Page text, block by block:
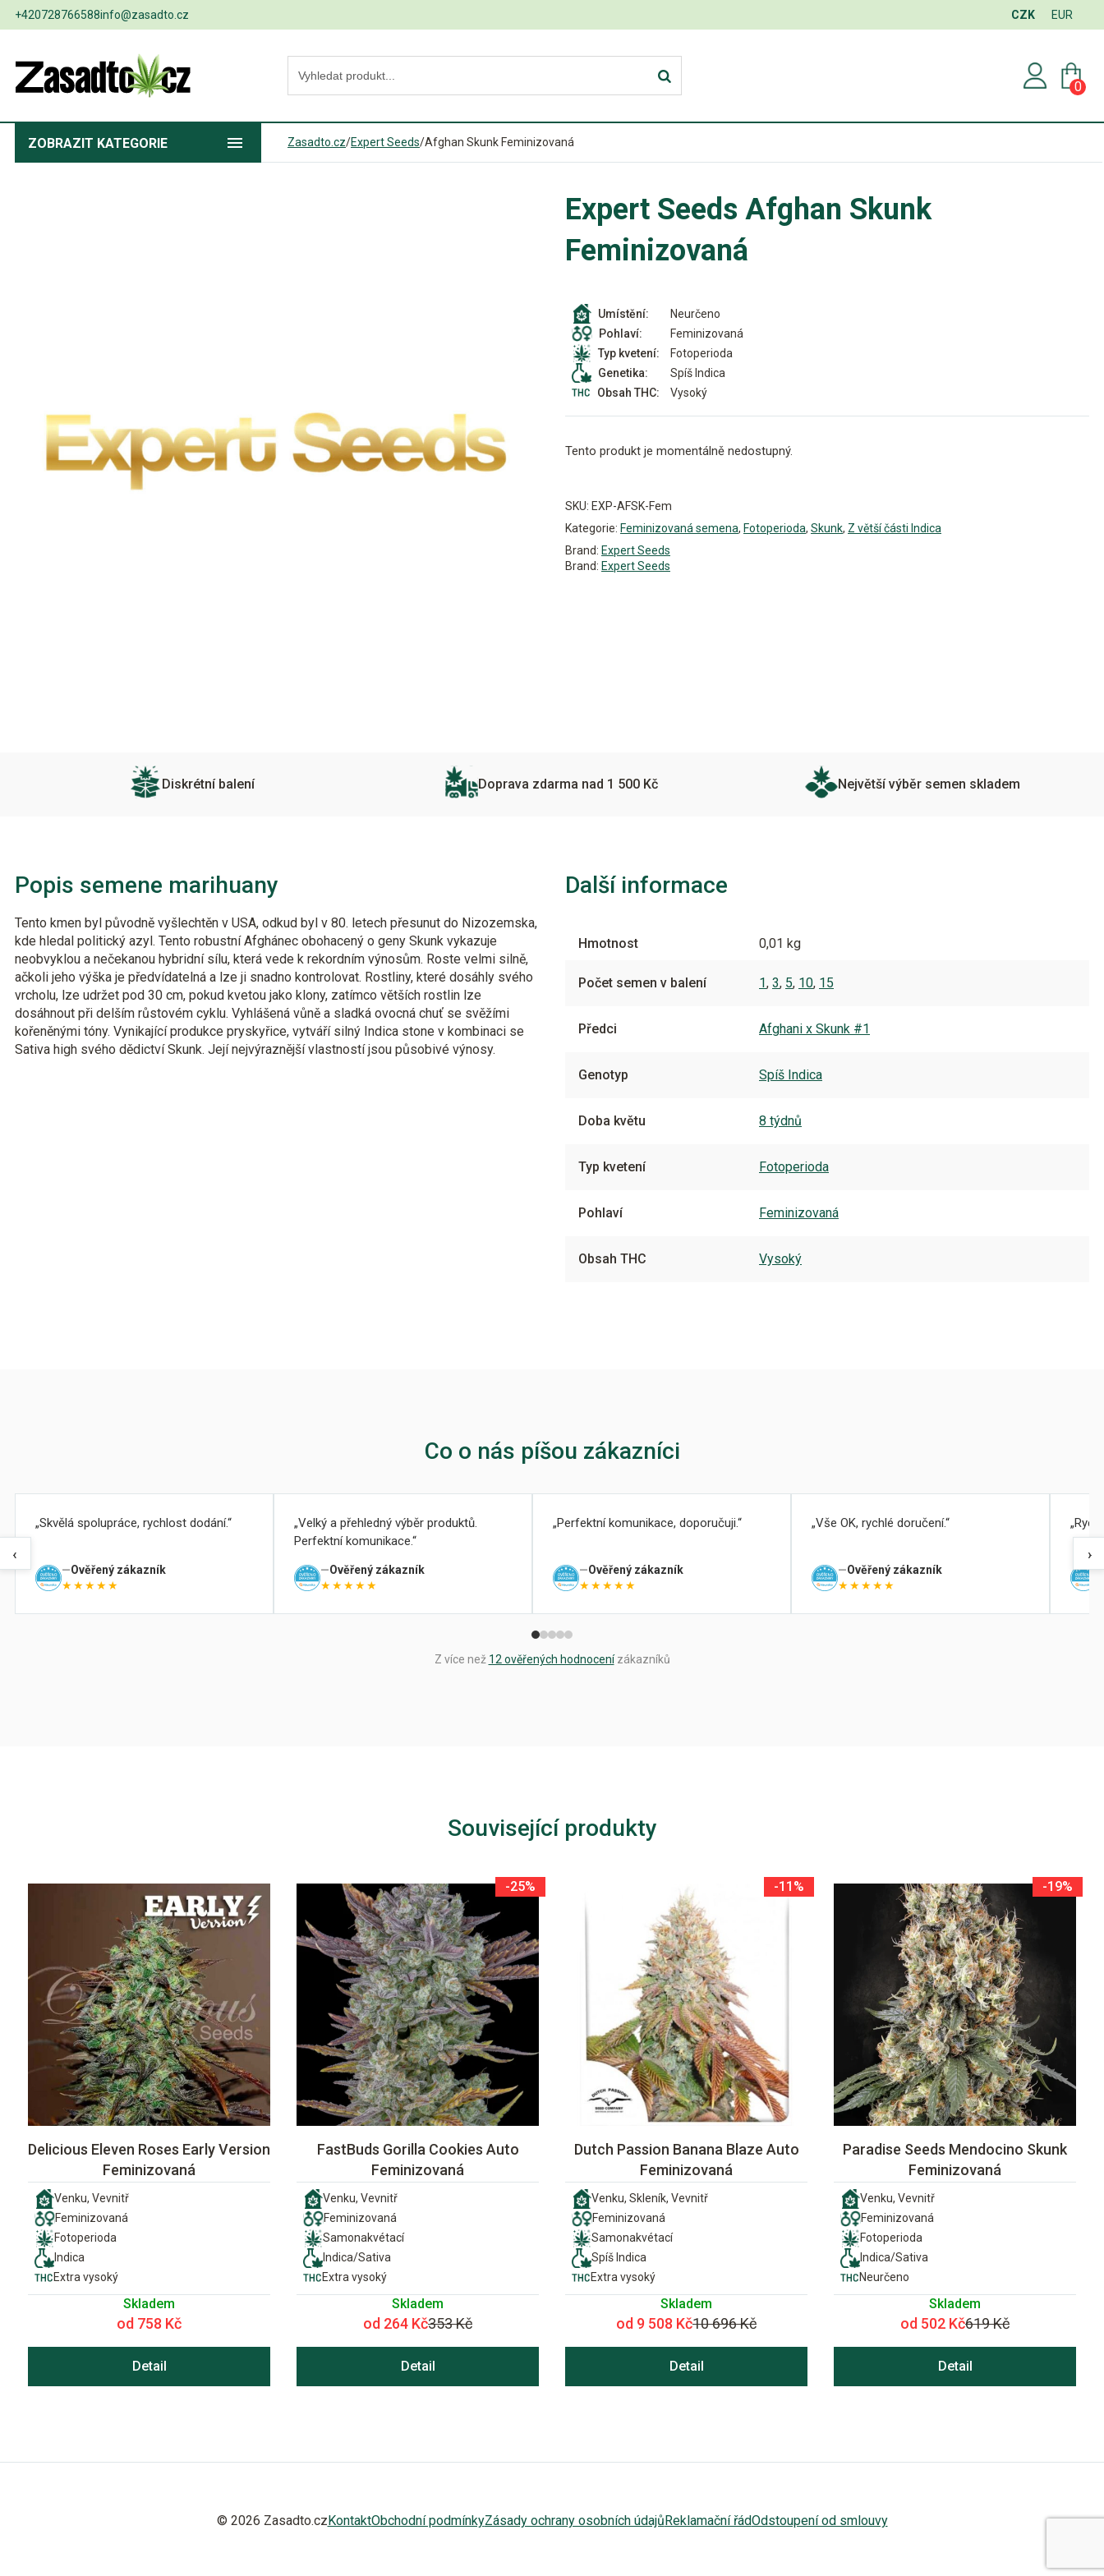
+420728766588info@zasadto.cz CZK EUR
0
ZOBRAZIT KATEGORIE Zasadto.cz/Expert Seeds/Afghan Skunk Feminizovaná
Expert Seeds Afghan Skunk
Feminizovaná
Umístění:
Neurčeno
Pohlaví:
Feminizovaná
Typ kvetení:
Fotoperioda
Genetika:
Spíš Indica
Obsah THC:
Vysoký
Tento produkt je momentálně nedostupný.
SKU: EXP-AFSK-Fem
Kategorie: Feminizovaná semena, Fotoperioda, Skunk, Z větší části Indica
Brand: Expert Seeds
Brand: Expert Seeds
Diskrétní balení Doprava zdarma nad 1 500 Kč Největší výběr semen skladem
Popis semene marihuany
Tento kmen byl původně vyšlechtěn v USA, odkud byl v 80. letech přesunut do Nizozemska,
kde hledal politický azyl. Tento robustní Afghánec obohacený o geny Skunk vykazuje
neobvyklou a nečekanou hybridní sílu, která vede k rekordním výnosům. Roste velmi silně,
ačkoli jeho výška je předvídatelná a lze ji snadno kontrolovat. Rostliny, které dosáhly svého
vrcholu, lze udržet pod 30 cm, pokud kvetou jako klony, zatímco větších rostlin lze
dosáhnout při delším růstovém cyklu. Vyhlášená vůně a sladká ovocná chuť se svěžími
kořeněnými tóny. Vynikající produkce pryskyřice, vytváří silný Indica stone v kombinaci se
Sativa high svého dědictví Skunk. Její nejvýraznější vlastností jsou působivé výnosy.
Další informace
Hmotnost 0,01 kg
Počet semen v balení 1, 3, 5, 10, 15
Předci Afghani x Skunk #1
Genotyp Spíš Indica
Doba květu 8 týdnů
Typ kvetení Fotoperioda
Pohlaví Feminizovaná
Obsah THC Vysoký
Co o nás píšou zákazníci
‹
Skvělá spolupráce, rychlost dodání.
Ověřený zákazník
★★★★★
Velký a přehledný výběr produktů.
Perfektní komunikace.
Ověřený zákazník
★★★★★
Perfektní komunikace, doporučuji.
Ověřený zákazník
★★★★★
Vše OK, rychlé doručení.
Ověřený zákazník
★★★★★
›
Z více než 12 ověřených hodnocenízákazníků
Související produkty
Delicious Eleven Roses Early Version
Feminizovaná
Venku, Vevnitř
Feminizovaná
Fotoperioda
Indica
Extra vysoký
Skladem
od 758 Kč
Detail
-25%
FastBuds Gorilla Cookies Auto
Feminizovaná
Venku, Vevnitř
Feminizovaná
Samonakvétací
Indica/Sativa
Extra vysoký
Skladem
od 264 Kč353 Kč
Detail
-11%
Dutch Passion Banana Blaze Auto
Feminizovaná
Venku, Skleník, Vevnitř
Feminizovaná
Samonakvétací
Spíš Indica
Extra vysoký
Skladem
od 9 508 Kč10 696 Kč
Detail
-19%
Paradise Seeds Mendocino Skunk
Feminizovaná
Venku, Vevnitř
Feminizovaná
Fotoperioda
Indica/Sativa
Neurčeno
Skladem
od 502 Kč619 Kč
Detail
KontaktObchodní podmínkyZásady ochrany osobních údajůReklamační řádOdstoupení od smlouvy
© 2026 Zasadto.cz